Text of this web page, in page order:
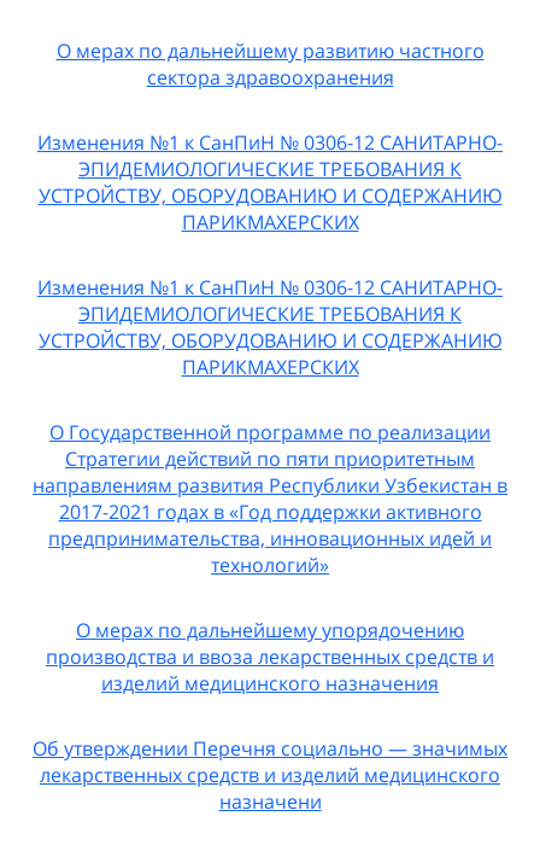
О мерах по дальнейшему развитию частного
сектора здравоохранения
Изменения №1 к СанПиН № 0306-12 САНИТАРНО-
ЭПИДЕМИОЛОГИЧЕСКИЕ ТРЕБОВАНИЯ К
УСТРОЙСТВУ, ОБОРУДОВАНИЮ И СОДЕРЖАНИЮ
ПАРИКМАХЕРСКИХ
Изменения №1 к СанПиН № 0306-12 САНИТАРНО-
ЭПИДЕМИОЛОГИЧЕСКИЕ ТРЕБОВАНИЯ К
УСТРОЙСТВУ, ОБОРУДОВАНИЮ И СОДЕРЖАНИЮ
ПАРИКМАХЕРСКИХ
О Государственной программе по реализации
Стратегии действий по пяти приоритетным
направлениям развития Республики Узбекистан в
2017-2021 годах в «Год поддержки активного
предпринимательства, инновационных идей и
технологий»
О мерах по дальнейшему упорядочению
производства и ввоза лекарственных средств и
изделий медицинского назначения
Об утверждении Перечня социально — значимых
лекарственных средств и изделий медицинского
назначени